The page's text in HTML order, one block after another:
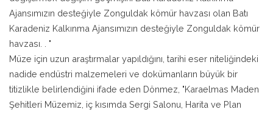
Ajansımızın desteğiyle Zonguldak kömür havzası olan Batı
Karadeniz Kalkınma Ajansımızın desteğiyle Zonguldak kömür
havzası. . "
Müze için uzun araştırmalar yapıldığını, tarihi eser niteliğindeki
nadide endüstri malzemeleri ve dokümanların büyük bir
titizlikle belirlendiğini ifade eden Dönmez, "Karaelmas Maden
Şehitleri Müzemiz, iç kısımda Sergi Salonu, Harita ve Plan